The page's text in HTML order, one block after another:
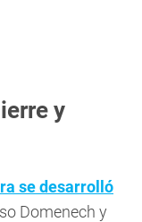
y
se desarrolló
Domenech y